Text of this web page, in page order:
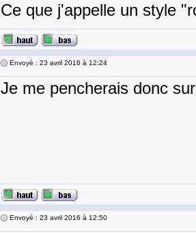
Ce que j'appelle un style
Envoyé : 23 avril 2016 à 12:24
Je me pencherais donc
Envoyé : 23 avril 2016 à 12:50